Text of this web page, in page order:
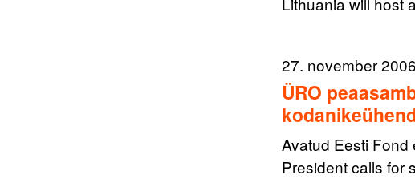
27. november 2006
ÜRO
Avatud Eesti
President calls for